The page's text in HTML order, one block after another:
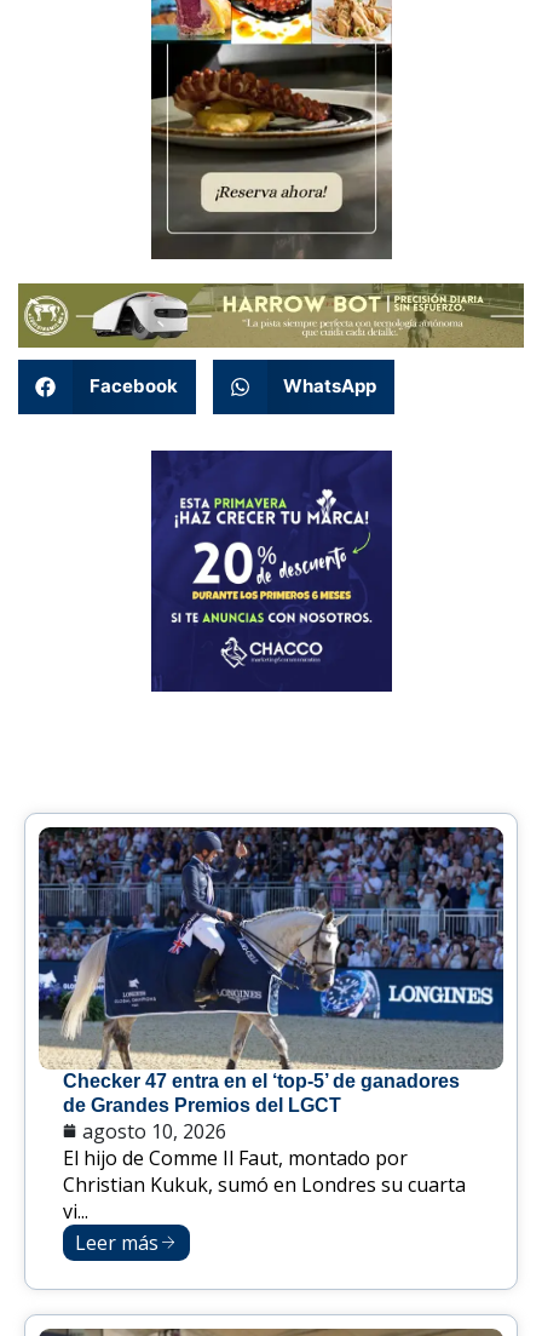
Facebook WhatsApp
Checker 47 entra en el ‘top-5’ de ganadores
de Grandes Premios del LGCT
agosto 10, 2026
El hijo de Comme Il Faut, montado por
Christian Kukuk, sumó en Londres su cuarta
vi...
Leer más